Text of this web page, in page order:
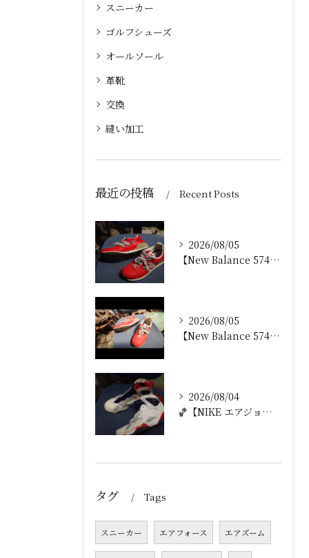
スニーカー
ゴルフシューズ
オールソール
革靴
交換
縫い加工
最近の投稿 Recent Posts
2026/08/05
【New Balance 574 修理｜加水分解したウェッジ...
2026/08/05
【New Balance 574 修理｜ウェッジヒール加水分...
2026/08/04
🏀【NIKE エアジョーダン7 加水分解修理｜ミッドソール交...
タグ Tags
スニーカー エアフォース エアズーム